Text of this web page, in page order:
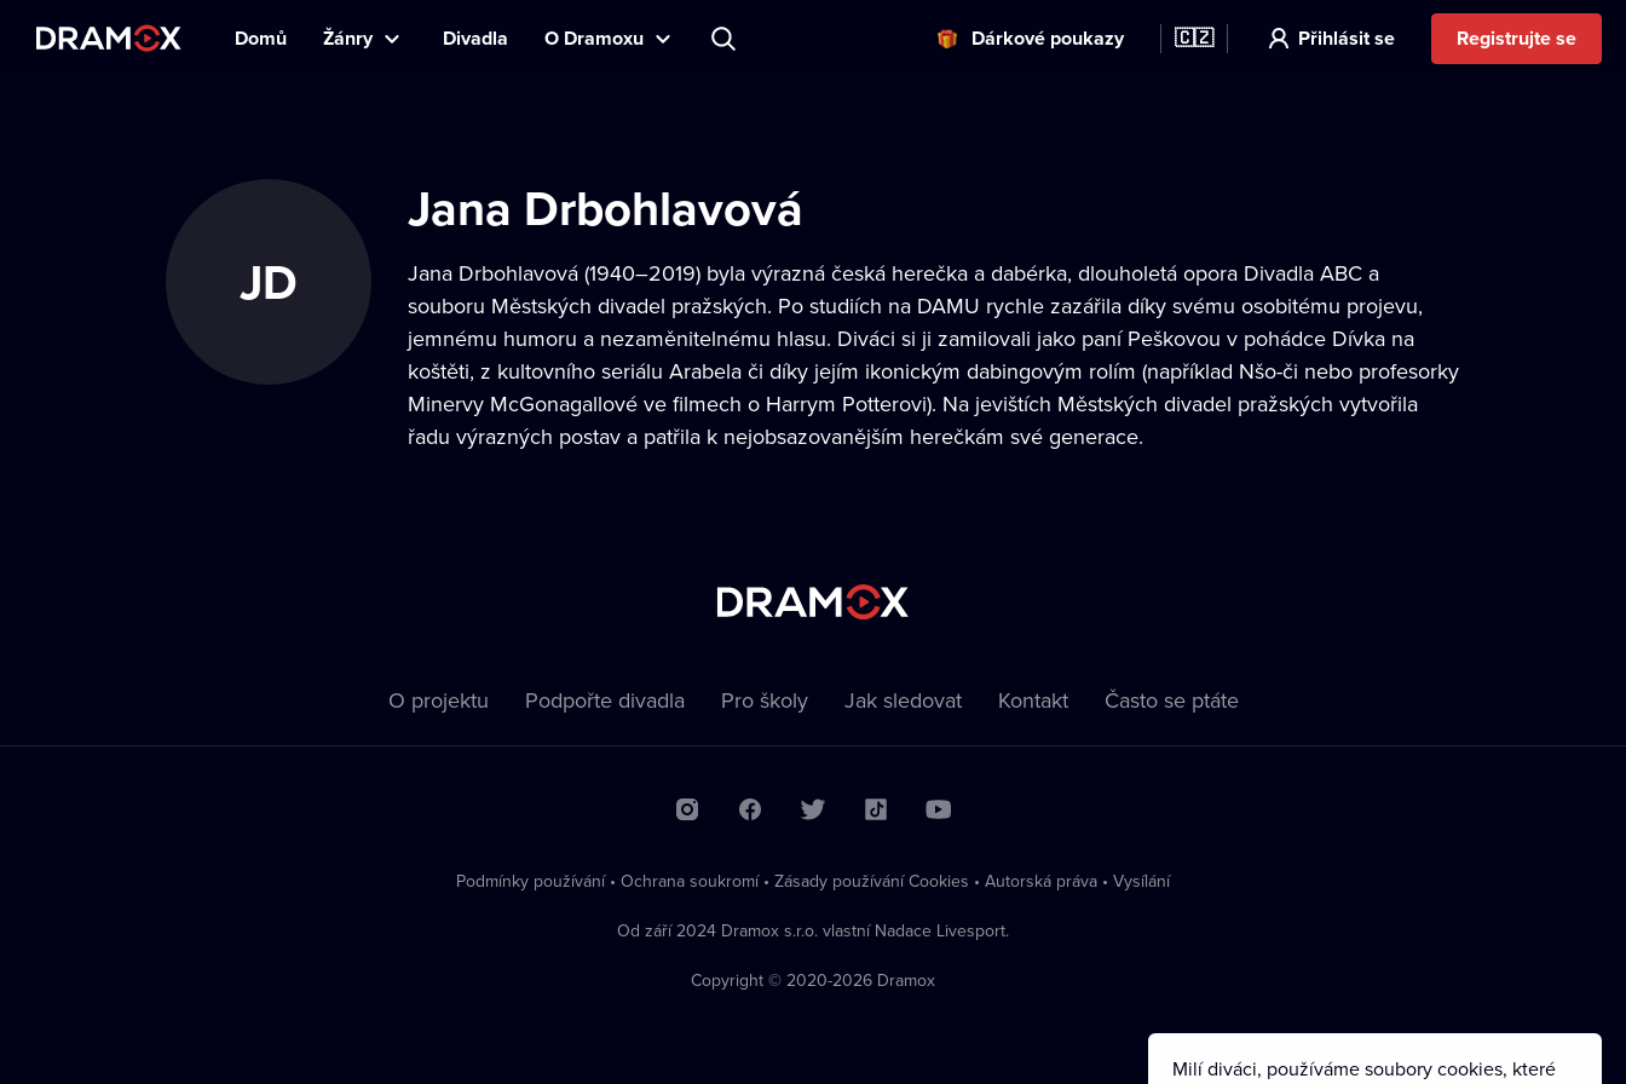
Domů Žánry Divadla O Dramoxu Dárkové poukazy 🇨🇿 Přihlásit se Registrujte se
JD
Jana Drbohlavová
Jana Drbohlavová (1940–2019) byla výrazná česká herečka a dabérka, dlouholetá opora Divadla ABC a
souboru Městských divadel pražských. Po studiích na DAMU rychle zazářila díky svému osobitému projevu,
jemnému humoru a nezaměnitelnému hlasu. Diváci si ji zamilovali jako paní Peškovou v pohádce Dívka na
koštěti, z kultovního seriálu Arabela či díky jejím ikonickým dabingovým rolím (například Nšo-či nebo profesorky
Minervy McGonagallové ve filmech o Harrym Potterovi). Na jevištích Městských divadel pražských vytvořila
řadu výrazných postav a patřila k nejobsazovanějším herečkám své generace.
O projektu Podpořte divadla Pro školy Jak sledovat Kontakt Často se ptáte
Podmínky používání • Ochrana soukromí • Zásady používání Cookies • Autorská práva • Vysílání
Od září 2024 Dramox s.r.o. vlastní Nadace Livesport.
Copyright © 2020-2026 Dramox
Milí diváci, používáme soubory cookies, které